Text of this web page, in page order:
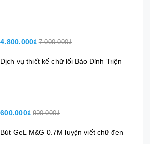
4.800.000₫ 7.000.000₫
Dịch vụ thiết kế chữ lối Bảo Đỉnh Triện
600.000₫ 900.000₫
Bút GeL M&G 0.7M luyện viết chữ đen